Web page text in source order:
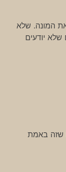
המונה. שלא
יודעים
שזה באמת